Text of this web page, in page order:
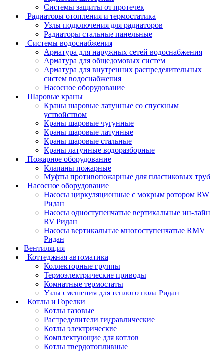
Системы защиты от протечек
Радиаторы отопления и термостатика
Узлы подключения для радиаторов
Радиаторы стальные панельные
Системы водоснабжения
Арматура для наружных сетей водоснабжения
Арматура для общедомовых систем
Арматура для внутренних распределительных
систем водоснабжения
Насосное оборудование
Шаровые краны
Краны шаровые латунные со спускным
устройством
Краны шаровые чугунные
Краны шаровые латунные
Краны шаровые стальные
Краны латунные водоразборные
Пожарное оборудование
Клапаны пожарные
Муфты противопожарные для пластиковых труб
Насосное оборудование
Насосы циркуляционные с мокрым ротором RW
Ридан
Насосы одноступенчатые вертикальные ин-лайн
RV Ридан
Насосы вертикальные многоступенчатые RMV
Ридан
Вентиляция
Коттеджная автоматика
Коллекторные группы
Термоэлектрические приводы
Комнатные термостаты
Узлы смешения для теплого пола Ридан
Котлы и Горелки
Котлы газовые
Распределители гидравлические
Котлы электрические
Комплектующие для котлов
Котлы твердотопливные